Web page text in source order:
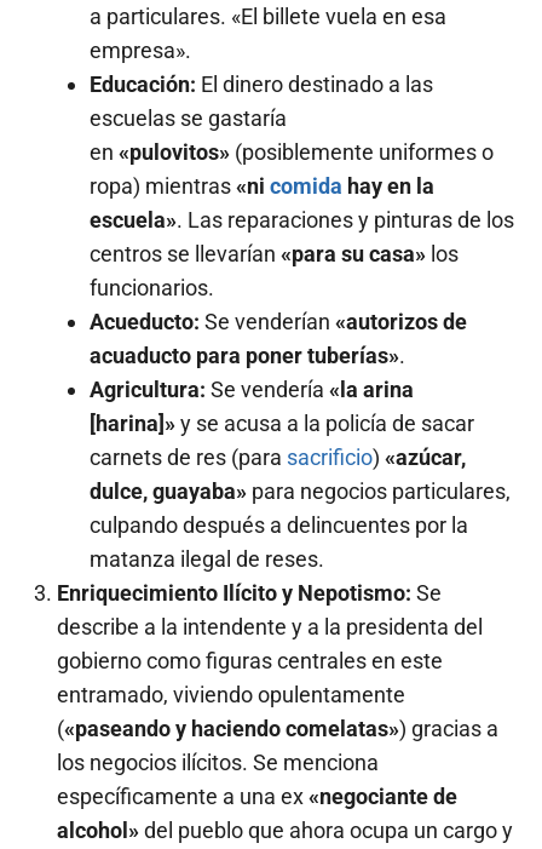
a particulares. «El billete vuela en esa
empresa».
Educación: El dinero destinado a las
escuelas se gastaría
en «pulovitos» (posiblemente uniformes o
ropa) mientras«ni comida hay en la
escuela». Las reparaciones y pinturas de los
centros se llevarían «para su casa» los
funcionarios.
Acueducto: Se venderían «autorizos de
acuaducto para poner tuberías».
Agricultura: Se vendería «la arina
[harina]»y se acusa a la policía de sacar
carnets de res (para sacrificio) «azúcar,
dulce, guayaba» para negocios particulares,
culpando después a delincuentes por la
matanza ilegal de reses.
Enriquecimiento Ilícito y Nepotismo: Se
describe a la intendente y a la presidenta del
gobierno como figuras centrales en este
entramado, viviendo opulentamente
(«paseando y haciendo comelatas») gracias a
los negocios ilícitos. Se menciona
específicamente a una ex«negociante de
alcohol»del pueblo que ahora ocupa un cargo y